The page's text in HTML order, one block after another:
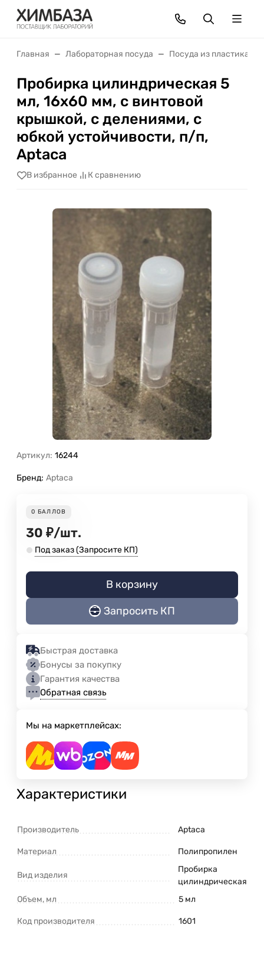
Главная Лабораторная посуда Посуда из пластика
Пробирка цилиндрическая 5
мл, 16х60 мм, с винтовой
крышкой, с делениями, с
юбкой устойчивости, п/п,
Aptaca
В избранное К сравнению
Артикул: 16244
Бренд: Aptaca
0 БАЛЛОВ
30 ₽/шт.
Под заказ (Запросите КП)
В корзину
Запросить КП
Быстрая доставка
Бонусы за покупку
Гарантия качества
Обратная связь
Мы на маркетплейсах:
Характеристики
Производитель Aptaca
Материал Полипропилен
Вид изделия
Пробирка
цилиндрическая
Объем, мл
5 мл
Код производителя 1601